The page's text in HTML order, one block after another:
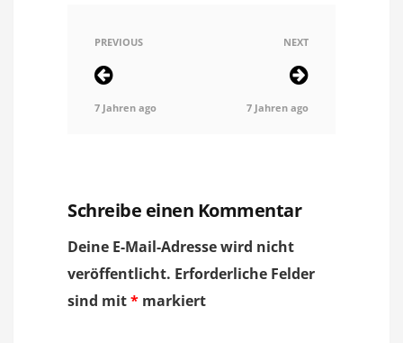
PREVIOUS
7 Jahren ago
NEXT
7 Jahren ago
Schreibe einen Kommentar
Deine E-Mail-Adresse wird nicht
veröffentlicht. Erforderliche Felder
sind mit* markiert